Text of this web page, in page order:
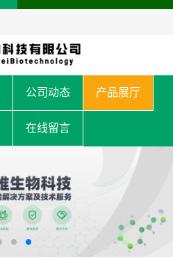
公司动态 产品展厅
在线留言